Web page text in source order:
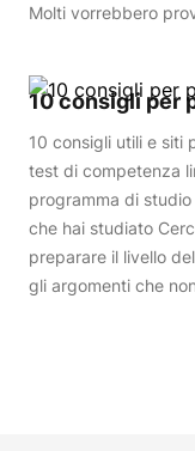
Molti vorrebbero
10 consigli per
10 consigli utili e siti
test di competenza
programma di
che hai studiato
preparare il livello
gli argomenti che